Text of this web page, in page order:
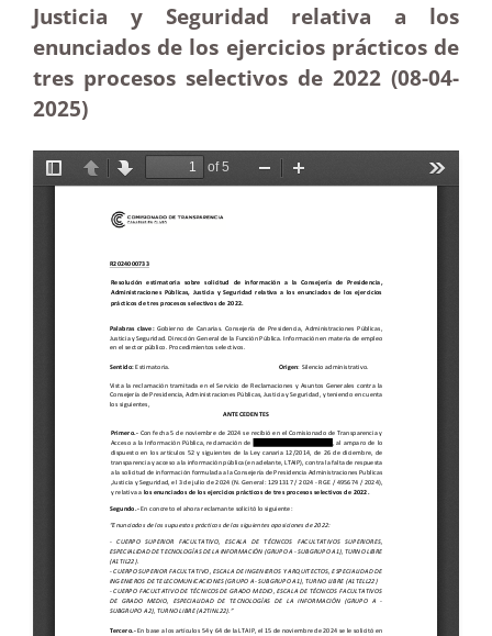
Justicia y Seguridad relativa a los
enunciados de los ejercicios prácticos de
tres procesos selectivos de 2022 (08-04-
2025)